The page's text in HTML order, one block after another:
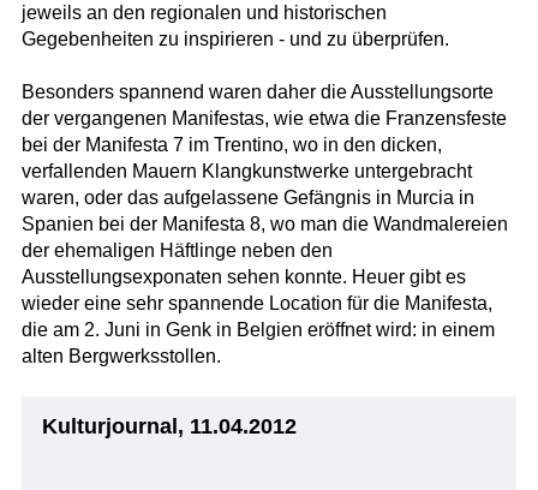
jeweils an den regionalen und historischen
Gegebenheiten zu inspirieren - und zu überprüfen.
Besonders spannend waren daher die Ausstellungsorte
der vergangenen Manifestas, wie etwa die Franzensfeste
bei der Manifesta 7 im Trentino, wo in den dicken,
verfallenden Mauern Klangkunstwerke untergebracht
waren, oder das aufgelassene Gefängnis in Murcia in
Spanien bei der Manifesta 8, wo man die Wandmalereien
der ehemaligen Häftlinge neben den
Ausstellungsexponaten sehen konnte. Heuer gibt es
wieder eine sehr spannende Location für die Manifesta,
die am 2. Juni in Genk in Belgien eröffnet wird: in einem
alten Bergwerksstollen.
Kulturjournal, 11.04.2012